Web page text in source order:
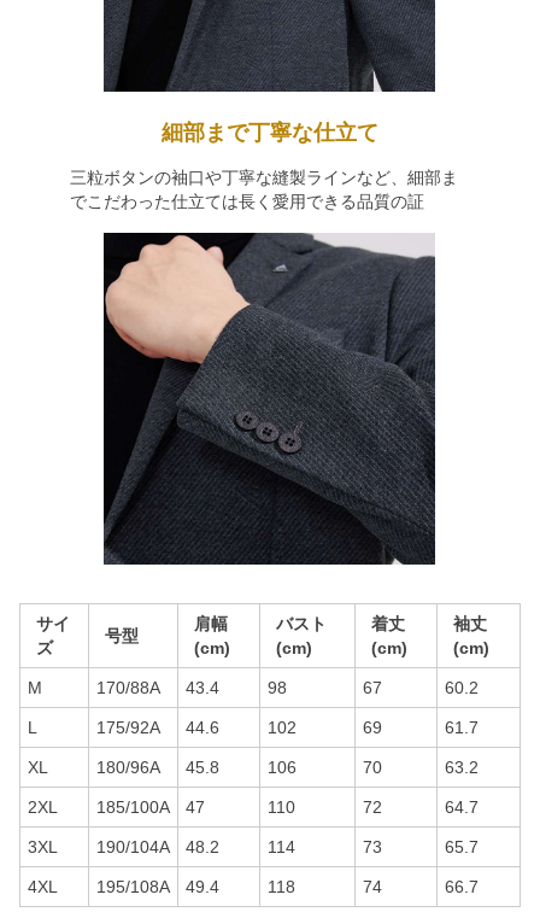
細部まで丁寧な仕立て
三粒ボタンの袖口や丁寧な縫製ラインなど、細部ま
でこだわった仕立ては長く愛用できる品質の証
サイ
ズ
号型
肩幅
(cm)
バスト
(cm)
着丈
(cm)
袖丈
(cm)
M 170/88A 43.4 98 67 60.2
L 175/92A 44.6 102 69 61.7
XL 180/96A 45.8 106 70 63.2
2XL 185/100A 47 110 72 64.7
3XL 190/104A 48.2 114 73 65.7
4XL 195/108A 49.4 118 74 66.7